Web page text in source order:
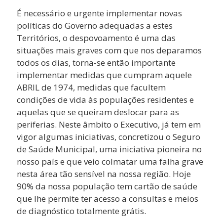
É necessário e urgente implementar novas
políticas do Governo adequadas a estes
Territórios, o despovoamento é uma das
situações mais graves com que nos deparamos
todos os dias, torna-se então importante
implementar medidas que cumpram aquele
ABRIL de 1974, medidas que facultem
condições de vida às populações residentes e
aquelas que se queiram deslocar para as
periferias. Neste âmbito o Executivo, já tem em
vigor algumas iniciativas, concretizou o Seguro
de Saúde Municipal, uma iniciativa pioneira no
nosso país e que veio colmatar uma falha grave
nesta área tão sensível na nossa região. Hoje
90% da nossa população tem cartão de saúde
que lhe permite ter acesso a consultas e meios
de diagnóstico totalmente grátis.